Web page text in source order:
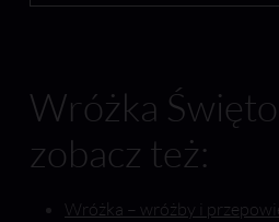
Wróżka
zobacz też:
Wróżka – wróżby i